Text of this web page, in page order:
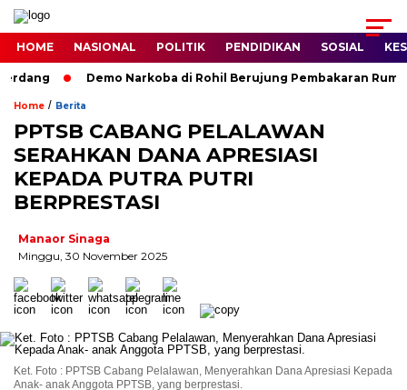
HOME NASIONAL POLITIK PENDIDIKAN SOSIAL
Demo Narkoba di Rohil Berujung Pembakaran
Home / Berita
PPTSB CABANG PELALAWAN
SERAHKAN DANA APRESIASI
KEPADA PUTRA PUTRI
BERPRESTASI
Manaor Sinaga
Minggu, 30 November 2025
Ket. Foto : PPTSB Cabang Pelalawan, Menyerahkan Dana Apresiasi Kepada
Anak- anak Anggota PPTSB, yang berprestasi.